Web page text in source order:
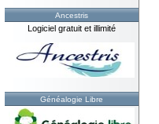
Ancestris
Logiciel gratuit et illimité
Généalogie Libre